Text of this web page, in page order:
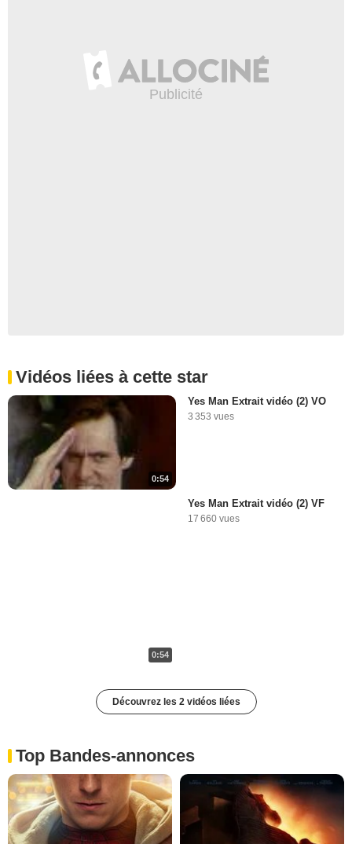
Vidéos liées à cette star
0:54
Yes Man Extrait vidéo (2) VO
3 353 vues
0:54
Yes Man Extrait vidéo (2) VF
17 660 vues
Découvrez les 2 vidéos liées
Top Bandes-annonces